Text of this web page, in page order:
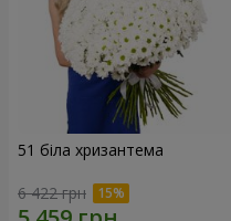
51 біла хризантема
6 422 грн